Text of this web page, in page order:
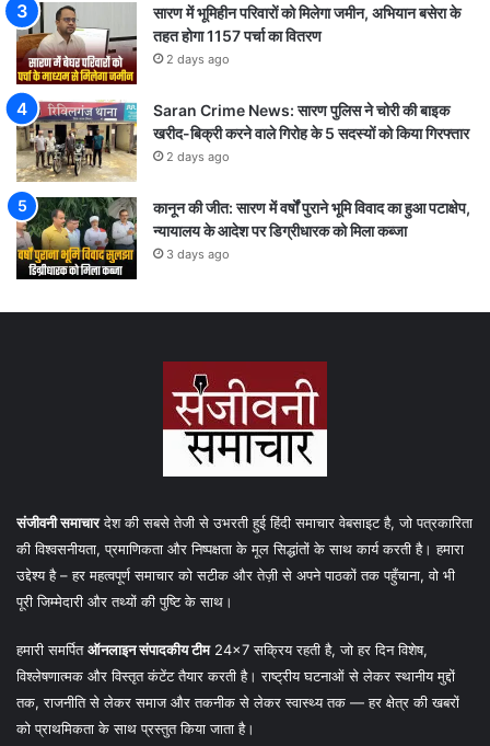
सारण में भूमिहीन परिवारों को मिलेगा जमीन, अभियान बसेरा के
तहत होगा 1157 पर्चा का वितरण
2 days ago
Saran Crime News: सारण पुलिस ने चोरी की बाइक
खरीद-बिक्री करने वाले गिरोह के 5 सदस्यों को किया गिरफ्तार
2 days ago
कानून की जीत: सारण में वर्षों पुराने भूमि विवाद का हुआ पटाक्षेप,
न्यायालय के आदेश पर डिग्रीधारक को मिला कब्जा
3 days ago
संजीवनी समाचारदेश की सबसे तेजी से उभरती हुई हिंदी समाचार वेबसाइट है, जो पत्रकारिता
की विश्वसनीयता, प्रमाणिकता और निष्पक्षता के मूल सिद्धांतों के साथ कार्य करती है। हमारा
उद्देश्य है – हर महत्वपूर्ण समाचार को सटीक और तेज़ी से अपने पाठकों तक पहुँचाना, वो भी
पूरी जिम्मेदारी और तथ्यों की पुष्टि के साथ।
हमारी समर्पितऑनलाइन संपादकीय टीम24×7 सक्रिय रहती है, जो हर दिन विशेष,
विश्लेषणात्मक और विस्तृत कंटेंट तैयार करती है। राष्ट्रीय घटनाओं से लेकर स्थानीय मुद्दों
तक, राजनीति से लेकर समाज और तकनीक से लेकर स्वास्थ्य तक — हर क्षेत्र की खबरों
को प्राथमिकता के साथ प्रस्तुत किया जाता है।